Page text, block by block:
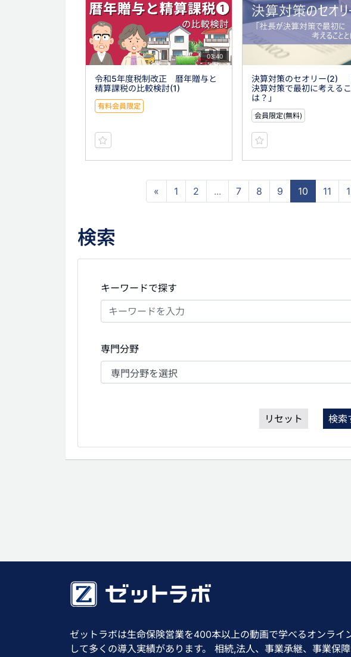
03:40
令和5年度税制改正 暦年贈与と
精算課税の比較検討(1)
有料会員限定
決算対策のセオリー(2)
決算対策で最初に考える
は？」
会員限定(無料)
« 1 2 ... 7 8 9 10 11
検索
キーワードで探す
専門分野
リセット 検索
ゼットラボは生命保険営業を400本以上の動画で学べるオンラ
して多くの導入実績があります。 相続,法人、事業承継、事業保